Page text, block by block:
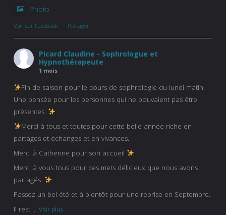
Photo
Voir sur Facebook · Partager
Picard Claudine - Sophrologue et
Hypnothérapeute
1 mois
Fin de saison pour le cours de sophrologie du lundi matin.
Une pensée pour les personnes qui ne pouvaient pas être
présentes.
Merci à tous et toutes pour cette belle année riche en
partages et échanges et en vivances.
Merci à Catherine pour son accueil
.
Merci à vous tous pour ces mets délicieux que nous avons
partagés.
Passez un bel été et à bientôt pour une reprise en Septembre.
Il rest ... Voir plus